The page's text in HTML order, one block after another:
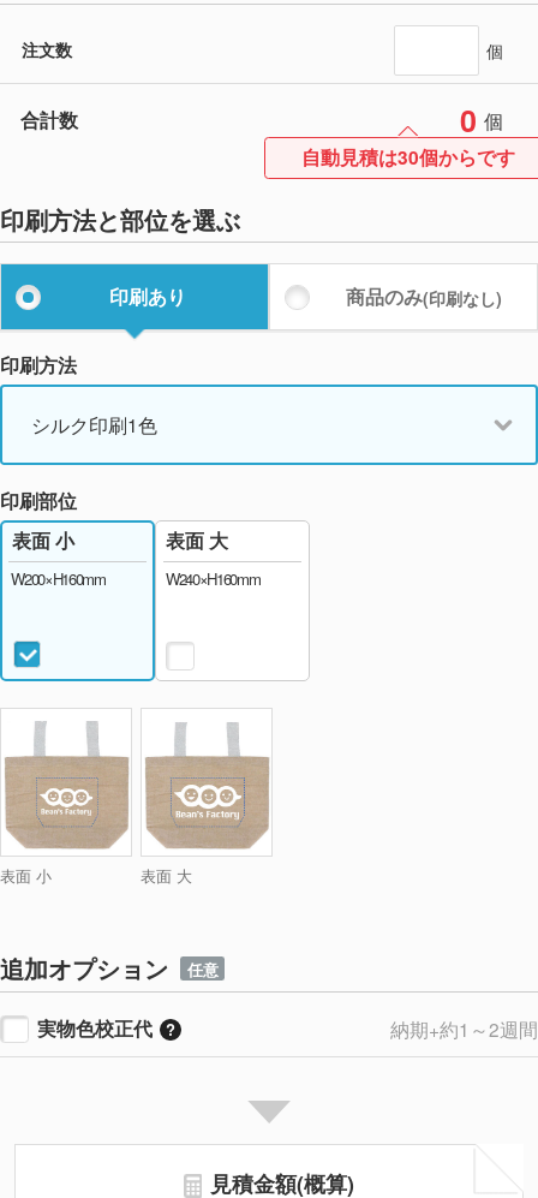
注文数 個
合計数 0 個
自動見積は30個からです
印刷方法と部位を選ぶ
印刷あり 商品のみ(印刷なし)
印刷方法
シルク印刷1色
印刷部位
表面 小 表面 大
表面 小
W200×H160mm
表面 大
W240×H160mm
追加オプション 任意
実物色校正代 納期+約1～2週間
見積金額(概算)